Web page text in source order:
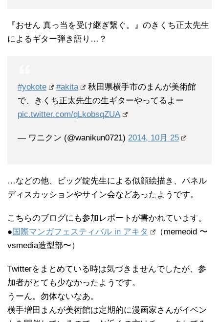
『おせん 真っ当を受け継ぎ繋ぐ。』のきくち正太先生
によるギター弾き語り…？
#yokote #akita
秋田県横手市のまんが美術館
で、きくち正太先生の生ギターやってるよー
pic.twitter.com/qLkobsqZUA
— ワニクン (@wanikun0721) 2014, 10月 25
…などの他、ビッグ錠先生による似顔絵描き、パネル
ディスカッションやサイン会などあったようです。
こちらのブログにも参加レポートが書かれています。
● 国際マンガフェスティバル in アキタ
（memeoid 〜
vsmedia造型部〜）
Twitterをまとめている時は気づきませんでしたが、参
加者がとても少なかったようです。
うーん。勿体ないなあ。
横手増田まんが美術館は定期的に漫画家さんがイベン